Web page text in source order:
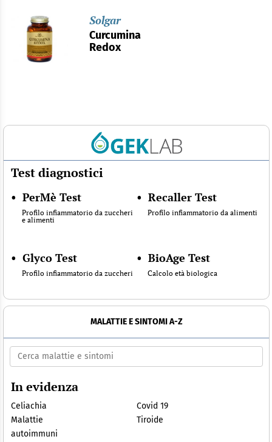
Solgar
Curcumina
Redox
Test diagnostici
• PerMè Test
Profilo infiammatorio da zuccheri
e alimenti
• Recaller Test
Profilo infiammatorio da alimenti
• Glyco Test
Profilo infiammatorio da zuccheri
• BioAge Test
Calcolo età biologica
MALATTIE E SINTOMI A-Z
In evidenza
Celiachia
Covid 19
Malattie
autoimmuni
Tiroide